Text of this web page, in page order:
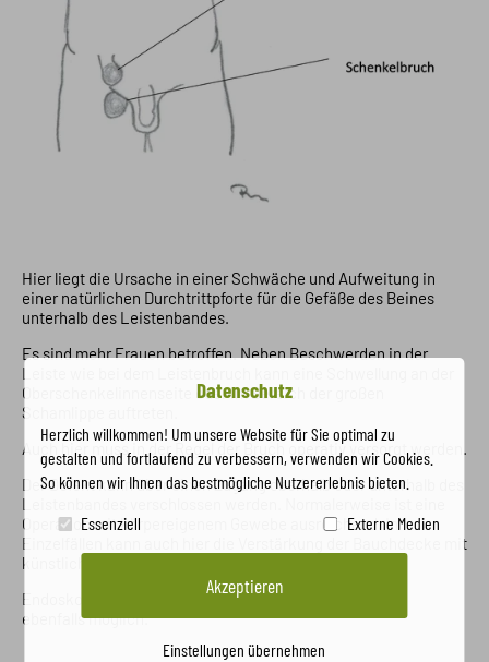
Hier liegt die Ursache in einer Schwäche und Aufweitung in
einer natürlichen Durchtrittpforte für die Gefäße des Beines
unterhalb des Leistenbandes.
Es sind mehr Frauen betroffen. Neben Beschwerden in der
Leiste wie bei dem Leistenbruch kann eine Schwellung an der
Oberschenkelinnenseite oder im Bereich der großen
Schamlippe auftreten.
Auch hier muss in der Regel der Bruch operativ versorgt werden.
Der Defekt kann über einen Zugang oberhalb oder unterhalb des
Leistenbandes verschlossen werden. Normalerweise ist eine
Operation mit körpereigenem Gewebe ausreichend. In
Einzelfällen kann auch hier die Verstärkung der Bauchdecke mit
künstlichem Material notwendig sein.
Endoskopische Verfahren mit Netzimplantationen sind
ebenfalls möglich.
Datenschutz
Herzlich willkommen! Um unsere Website für Sie optimal zu
gestalten und fortlaufend zu verbessern, verwenden wir Cookies.
So können wir Ihnen das bestmögliche Nutzererlebnis bieten.
Essenziell
Externe Medien
Akzeptieren
Einstellungen übernehmen